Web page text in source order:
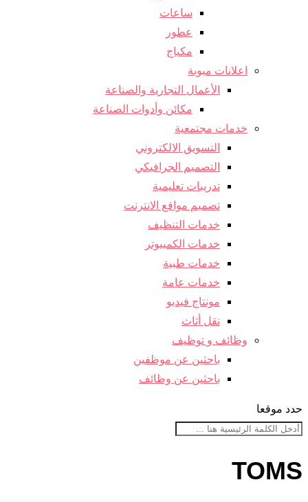
ساعات
عطور
مكياج
اعلانات مبوبة
الأعمال التجارية والصناعة
مكائن ​​وأدوات الصناعة
خدمات مجتمعية
التسويق الالكتروني
التصميم الجرافيكي
تدريبات تعليمية
تصميم مواقع الانترنت
خدمات التنظيف
خدمات الكمبيوتر
خدمات طبية
خدمات عامة
مونتاج فيديو
نقل أثاث
وظائف و توظيف
باحثين عن موظفين
باحثين عن وظائف
حدد موقعا
TOMS